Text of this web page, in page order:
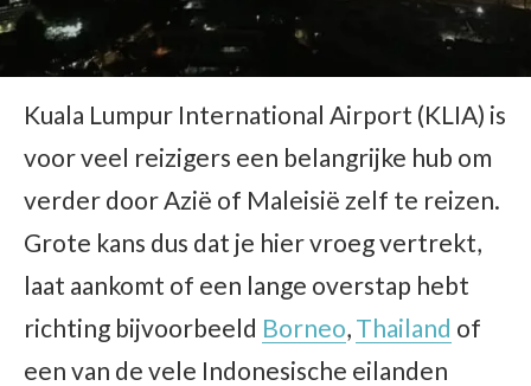
Kuala Lumpur International Airport (KLIA) is
voor veel reizigers een belangrijke hub om
verder door Azië of Maleisië zelf te reizen.
Grote kans dus dat je hier vroeg vertrekt,
laat aankomt of een lange overstap hebt
richting bijvoorbeeld Borneo, Thailand of
een van de vele Indonesische eilanden